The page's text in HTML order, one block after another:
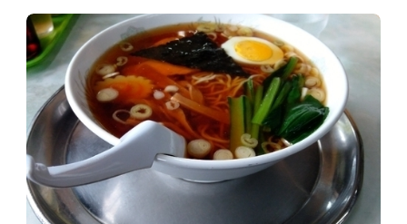
お味おいしゅうございました。また来ます。